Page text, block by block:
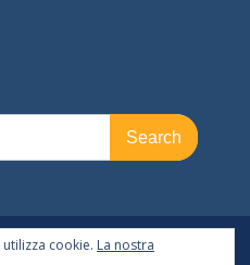
Tutte le notizie
cookie. La nostra